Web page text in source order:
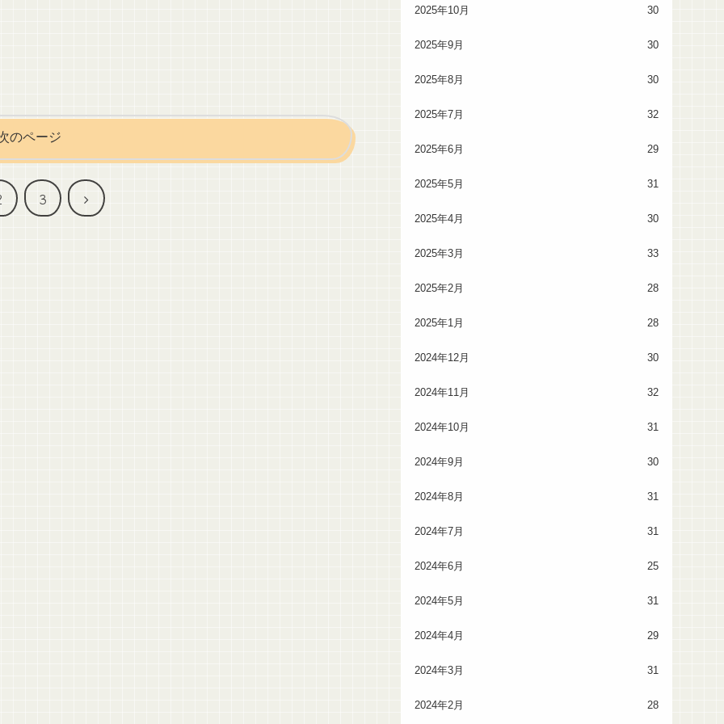
のページ
3
次
2025年10月 30
2025年9月 30
2025年8月 30
2025年7月 32
2025年6月 29
2025年5月 31
2025年4月 30
2025年3月 33
2025年2月 28
2025年1月 28
2024年12月 30
2024年11月 32
2024年10月 31
2024年9月 30
2024年8月 31
2024年7月 31
2024年6月 25
2024年5月 31
2024年4月 29
2024年3月 31
2024年2月 28